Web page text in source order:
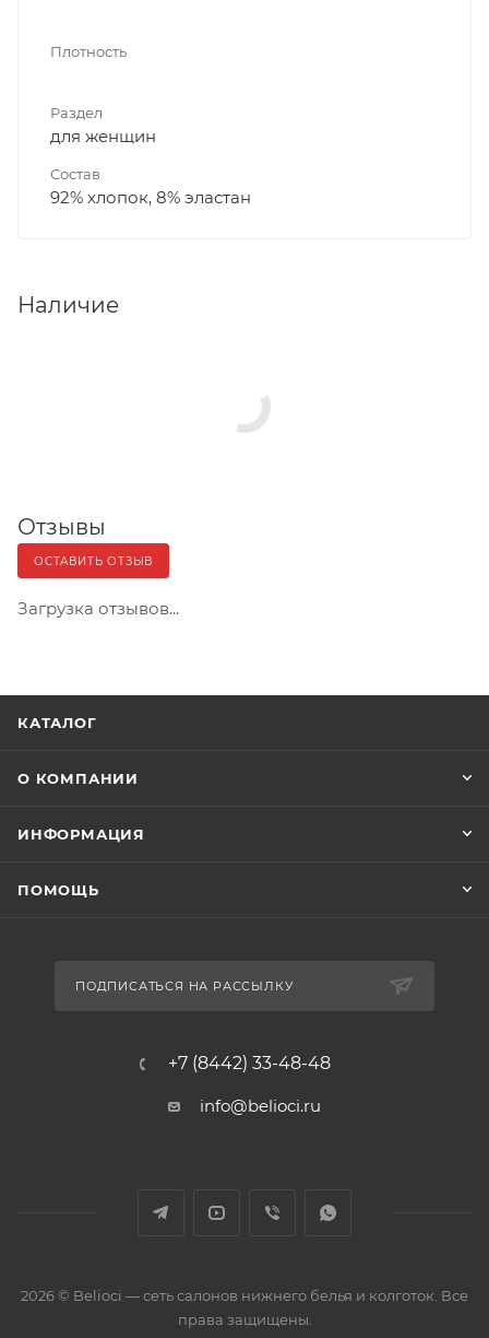
Плотность
Раздел
для женщин
Состав
92% хлопок, 8% эластан
Наличие
Отзывы
ОСТАВИТЬ ОТЗЫВ
Загрузка отзывов...
КАТАЛОГ
О КОМПАНИИ
ИНФОРМАЦИЯ
ПОМОЩЬ
ПОДПИСАТЬСЯ НА РАССЫЛКУ
+7 (8442) 33-48-48
info@belioci.ru
2026 © Belioci — сеть салонов нижнего белья и колготок. Все
права защищены.